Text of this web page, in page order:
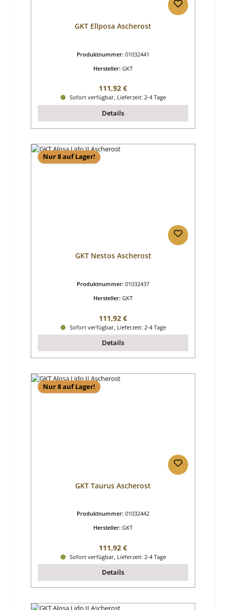
GKT Ellposa Ascherost
Produktnummer: 01032441
Hersteller: GKT
Regulärer Preis:
111,92 €
Sofort verfügbar, Lieferzeit: 2-4 Tage
Details
Nur 8 auf Lager!
GKT Nestos Ascherost
Produktnummer: 01032437
Hersteller: GKT
Regulärer Preis:
111,92 €
Sofort verfügbar, Lieferzeit: 2-4 Tage
Details
Nur 8 auf Lager!
GKT Taurus Ascherost
Produktnummer: 01032442
Hersteller: GKT
Regulärer Preis:
111,92 €
Sofort verfügbar, Lieferzeit: 2-4 Tage
Details